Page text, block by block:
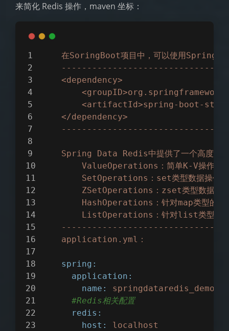
来简化 Redis 操作，maven 坐标：
在SoringBoot项目中，可以使用Spring
<dependency>
<artifactId>spring-boot-
</dependency>
Spring Data
Redis中提供了一个高度
ValueOperations：简单K-V操作
SetOperations：set类型数据操作
ZSetOperations：zset类型数据操
HashOperations：针对map类型的数
ListOperations：针对list类型的数
application.yml：
spring:
application:
name:
springdataredis_demo
#Redis相关配置
redis:
host:
localhost